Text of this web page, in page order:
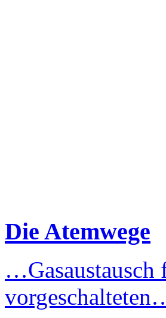
Die Atemwege
…Gasaustausch